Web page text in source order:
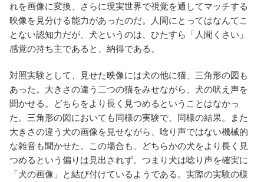
れを画像に変換、さらに現実世界で視覚を通してマッチする
映像を見分ける能力があったのだ。人間にとってはなんてこ
とない認知力だが、犬というのは、ひたすら「人間くさい」
感覚の持ち主であると、納得である。
対照実験として、見せた映像には犬の他に猫、三角形の図も
あった。大きさの違う二つの猫をみせながら、犬の吠え声を
聞かせる。どちらをより長く見つめるということはなかっ
た。三角形の図においても同様の実験で、同様の結果。また
大きさの違う犬の画像を見せながら、唸り声ではない機械的
な雑音も聞かせた。この場合も、どちらかの犬をより長く見
つめるという偏りは見出されず。つまり犬は唸り声を確実に
「犬の画像」と結び付けているようである。実際の実験の様